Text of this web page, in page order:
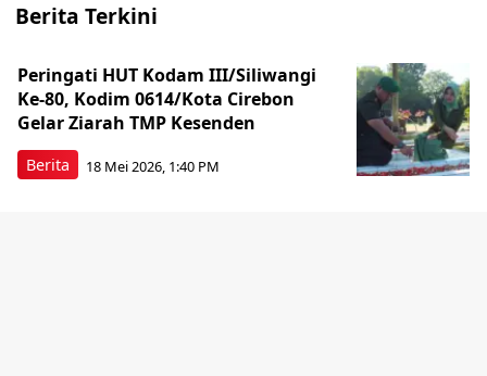
Berita Terkini
Berita
Peringati HUT Kodam III/Siliwangi
Ke-80, Kodim 0614/Kota Cirebon
Gelar Ziarah TMP Kesenden
18 Mei 2026, 1:40 PM